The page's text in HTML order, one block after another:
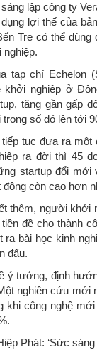
lập công ty
lợi thế của
Tre có thể dùng
nghiệp.
tạp chí Echelon
khởi nghiệp ở
tăng gần gấp
trong số đó lên tới
tục đưa ra một
ra đời thì 45
startup đổi mới
còn cao hơn
thêm, người khởi
đề cho thành
ra bài học kinh
đấu.
ý tưởng, định
nghiên cứu mới
khi công nghệ